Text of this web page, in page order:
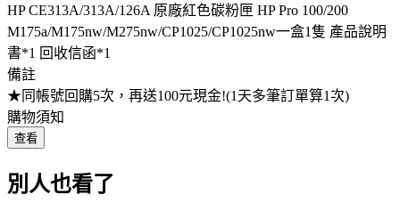
HP CE313A/313A/126A 原廠紅色碳粉匣 HP Pro 100/200
M175a/M175nw/M275nw/CP1025/CP1025nw一盒1隻 產品說明
書*1 回收信函*1
備註
★同帳號回購5次，再送100元現金!(1天多筆訂單算1次)
購物須知
查看
別人也看了